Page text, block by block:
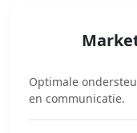
Optimale
en communicatie.